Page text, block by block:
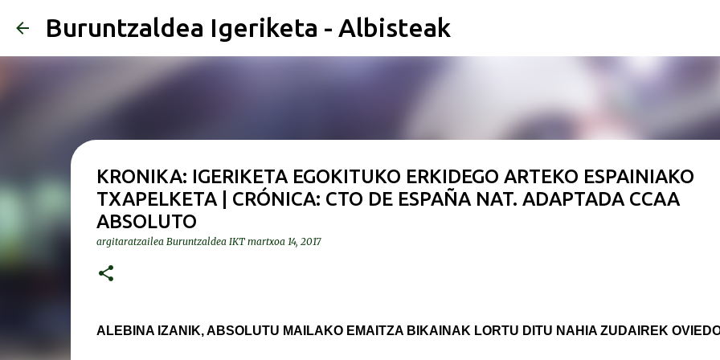
Saltatu eta joan eduki nagusira
Buruntzaldea Igeriketa - Albisteak
KRONIKA: IGERIKETA EGOKITUKO ERKIDEGO ARTEKO ESPAINIAKO
TXAPELKETA | CRÓNICA: CTO DE ESPAÑA NAT. ADAPTADA CCAA
ABSOLUTO
argitaratzailea Buruntzaldea IKT martxoa 14, 2017
ALEBINA IZANIK, ABSOLUTU MAILAKO EMAITZA BIKAINAK LORTU DITU NAHIA ZUDAIREK